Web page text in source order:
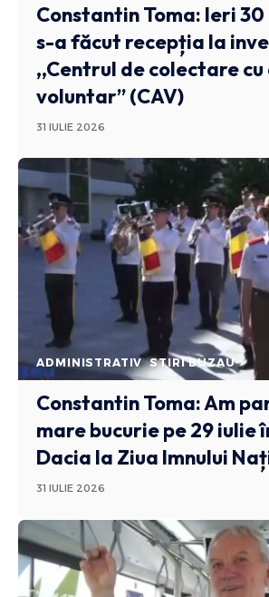
Constantin Toma: Ieri
s-a făcut recepția la
,,Centrul de colectare
voluntar” (CAV)
31 IULIE 2026
ADMINISTRATIV STIRI BUZAU
Constantin Toma: Am
mare bucurie pe 29 iulie
Dacia la Ziua Imnului
31 IULIE 2026